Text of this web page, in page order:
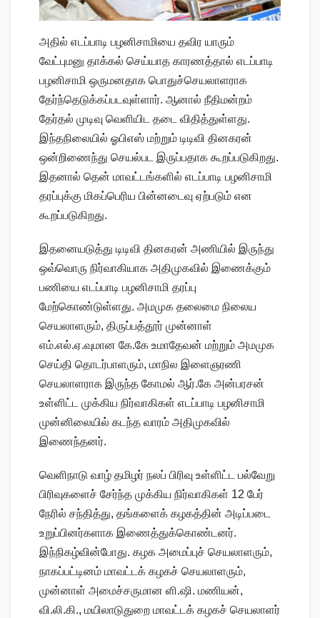
அதில் எடப்பாடி பழனிசாமியை தவிர யாரும்
வேட்புமனு தாக்கல் செய்யாத காரணத்தால் எடப்பாடி
பழனிசாமி ஒருமனதாக பொதுச்செயலாளராக
தேர்ந்தெடுக்கப்படவுள்ளார். ஆனால் நீதிமன்றம்
தேர்தல் முடிவு வெளியிட தடை விதித்துள்ளது.
இந்தநிலையில் ஓபிஎஸ் மற்றும் டிடிவி தினகரன்
ஒன்றிணைந்து செயல்பட இருப்பதாக கூறப்படுகிறது.
இதனால் தென் மாவட்டங்களில் எடப்பாடி பழனிசாமி
தரப்புக்கு மிகப்பெரிய பின்னடைவு ஏற்படும் என
கூறப்படுகிறது.
இதனையடுத்து டிடிவி தினகரன் அணியில் இருந்து
ஒவ்வொரு நிர்வாகியாக அதிமுகவில் இணைக்கும்
பணியை எடப்பாடி பழனிசாமி தரப்பு
மேற்கொண்டுள்ளது. அமமுக தலைமை நிலைய
செயலாளரும், திருப்பத்தூர் முன்னாள்
எம்.எல்.ஏ.வுமான கே.கே உமாதேவன் மற்றும் அமமுக
செய்தி தொடர்பாளரும், மாநில இளைஞரணி
செயலாளராக இருந்த கோமல் ஆர்.கே அன்பரசன்
உள்ளிட்ட முக்கிய நிர்வாகிகள் எடப்பாடி பழனிசாமி
முன்னிலையில் கடந்த வாரம் அதிமுகவில்
இணைந்தனர்.
வெளிநாடு வாழ் தமிழர் நலப் பிரிவு உள்ளிட்ட பல்வேறு
பிரிவுகளைச் சேர்ந்த முக்கிய நிர்வாகிகள் 12 பேர்
நேரில் சந்தித்து, தங்களைக் கழகத்தின் அடிப்படை
உறுப்பினர்களாக இணைத்துக்கொண்டனர்.
இந்நிகழ்வின்போது. கழக அமைப்புச் செயலாளரும்,
நாகப்பட்டினம் மாவட்டக் கழகச் செயலாளரும்,
முன்னாள் அமைச்சருமான ளி.ஷி. மணியன்,
வி.லி.கி., மயிலாடுதுறை மாவட்டக் கழகச் செயலாளர்